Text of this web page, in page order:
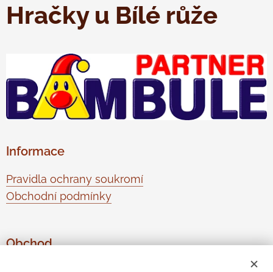
Hračky u Bílé růže
Informace
Pravidla ochrany soukromí
Obchodní podmínky
Obchod